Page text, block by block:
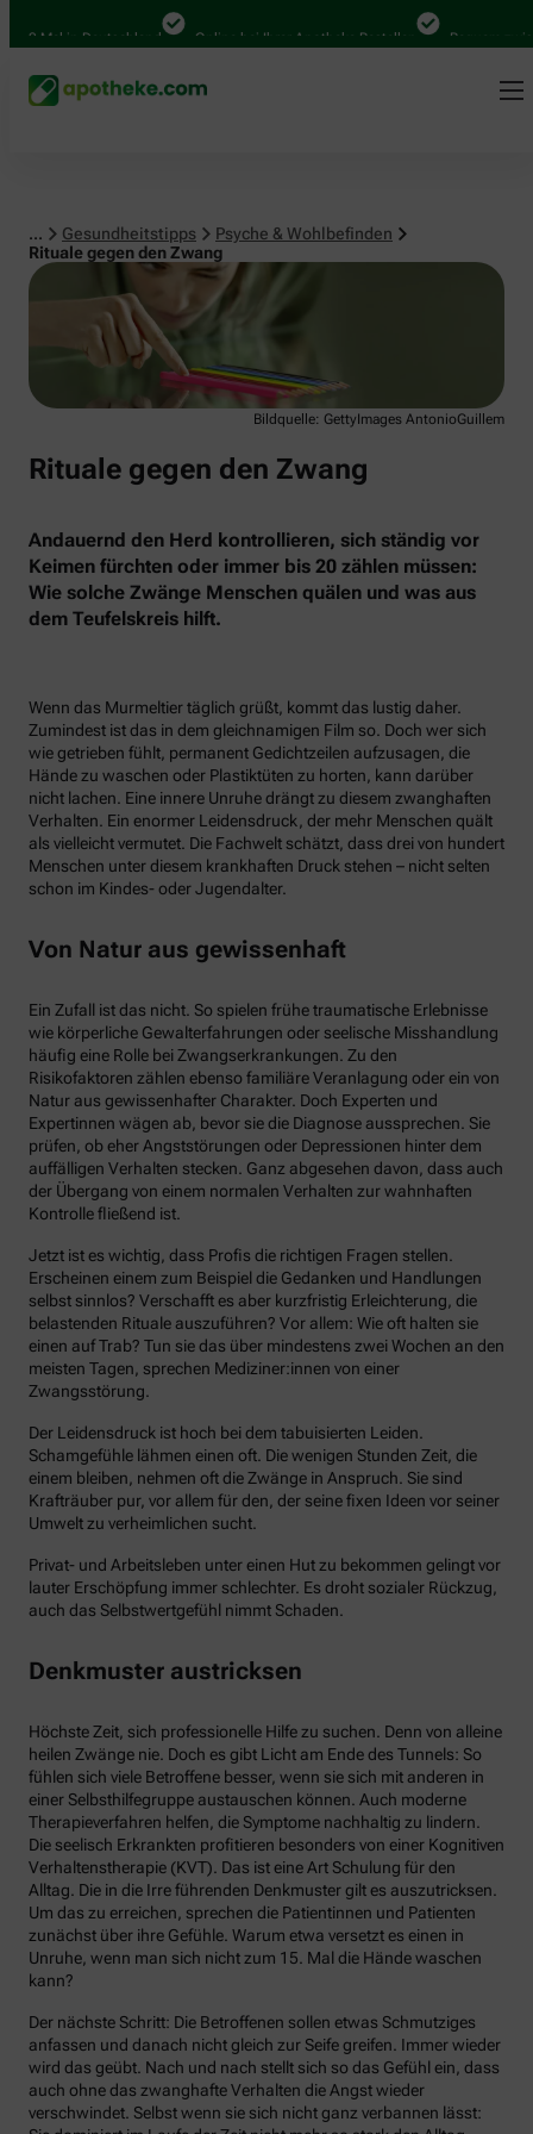
Mal in Deutschland Online bei Ihrer Apotheke Bestellen Bequem
... Gesundheitstipps
Psyche & Wohlbefinden
Rituale gegen den Zwang
Psyche & Wohlbefinden
Bildquelle: GettyImages AntonioGuillem
Rituale gegen den Zwang
Andauernd den Herd kontrollieren, sich ständig vor
Keimen fürchten oder immer bis 20 zählen müssen:
Wie solche Zwänge Menschen quälen und was aus
dem Teufelskreis hilft.
Wenn das Murmeltier täglich grüßt, kommt das lustig daher.
Zumindest ist das in dem gleichnamigen Film so. Doch wer sich
wie getrieben fühlt, permanent Gedichtzeilen aufzusagen, die
Hände zu waschen oder Plastiktüten zu horten, kann darüber
nicht lachen. Eine innere Unruhe drängt zu diesem zwanghaften
Verhalten. Ein enormer Leidensdruck, der mehr Menschen quält
als vielleicht vermutet. Die Fachwelt schätzt, dass drei von hundert
Menschen unter diesem krankhaften Druck stehen – nicht selten
schon im Kindes- oder Jugendalter.
Von Natur aus gewissenhaft
Ein Zufall ist das nicht. So spielen frühe traumatische Erlebnisse
wie körperliche Gewalterfahrungen oder seelische Misshandlung
häufig eine Rolle bei Zwangserkrankungen. Zu den
Risikofaktoren zählen ebenso familiäre Veranlagung oder ein von
Natur aus gewissenhafter Charakter. Doch Experten und
Expertinnen wägen ab, bevor sie die Diagnose aussprechen. Sie
prüfen, ob eher Angststörungen oder Depressionen hinter dem
auffälligen Verhalten stecken. Ganz abgesehen davon, dass auch
der Übergang von einem normalen Verhalten zur wahnhaften
Kontrolle fließend ist.
Jetzt ist es wichtig, dass Profis die richtigen Fragen stellen.
Erscheinen einem zum Beispiel die Gedanken und Handlungen
selbst sinnlos? Verschafft es aber kurzfristig Erleichterung, die
belastenden Rituale auszuführen? Vor allem: Wie oft halten sie
einen auf Trab? Tun sie das über mindestens zwei Wochen an den
meisten Tagen, sprechen Mediziner:innen von einer
Zwangsstörung.
Der Leidensdruck ist hoch bei dem tabuisierten Leiden.
Schamgefühle lähmen einen oft. Die wenigen Stunden Zeit, die
einem bleiben, nehmen oft die Zwänge in Anspruch. Sie sind
Krafträuber pur, vor allem für den, der seine fixen Ideen vor seiner
Umwelt zu verheimlichen sucht.
Privat- und Arbeitsleben unter einen Hut zu bekommen gelingt vor
lauter Erschöpfung immer schlechter. Es droht sozialer Rückzug,
auch das Selbstwertgefühl nimmt Schaden.
Denkmuster austricksen
Höchste Zeit, sich professionelle Hilfe zu suchen. Denn von alleine
heilen Zwänge nie. Doch es gibt Licht am Ende des Tunnels: So
fühlen sich viele Betroffene besser, wenn sie sich mit anderen in
einer Selbsthilfegruppe austauschen können. Auch moderne
Therapieverfahren helfen, die Symptome nachhaltig zu lindern.
Die seelisch Erkrankten profitieren besonders von einer Kognitiven
Verhaltenstherapie (KVT). Das ist eine Art Schulung für den
Alltag. Die in die Irre führenden Denkmuster gilt es auszutricksen.
Um das zu erreichen, sprechen die Patientinnen und Patienten
zunächst über ihre Gefühle. Warum etwa versetzt es einen in
Unruhe, wenn man sich nicht zum 15. Mal die Hände waschen
kann?
Der nächste Schritt: Die Betroffenen sollen etwas Schmutziges
anfassen und danach nicht gleich zur Seife greifen. Immer wieder
wird das geübt. Nach und nach stellt sich so das Gefühl ein, dass
auch ohne das zwanghafte Verhalten die Angst wieder
verschwindet. Selbst wenn sie sich nicht ganz verbannen lässt: